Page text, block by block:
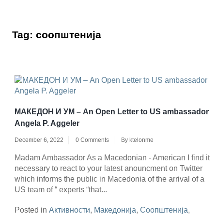
Tag: соопштенија
МАКЕДОН И УМ – An Open Letter to US ambassador
Angela P. Aggeler
December 6, 2022 0 Comments By ktelonme
Madam Ambassador As a Macedonian - American I find it
necessary to react to your latest anouncment on Twitter
which informs the public in Macedonia of the arrival of a
US team of “ experts “that...
Posted in Активности, Македонија, Соопштенија,